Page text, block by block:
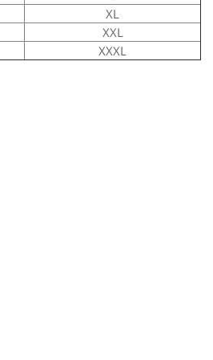
XL
XXL
XXXL